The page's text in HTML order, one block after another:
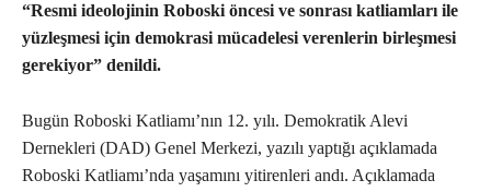
“Resmi ideolojinin Roboski öncesi ve sonrası katliamları ile
yüzleşmesi için demokrasi mücadelesi verenlerin birleşmesi
gerekiyor” denildi.
Bugün Roboski Katliamı’nın 12. yılı. Demokratik Alevi
Dernekleri (DAD) Genel Merkezi, yazılı yaptığı açıklamada
Roboski Katliamı’nda yaşamını yitirenleri andı. Açıklamada